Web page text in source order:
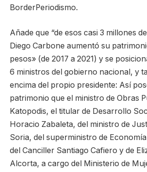
BorderPeriodismo.
Añade que “de esos casi 3 millones
Diego Carbone aumentó su
pesos» (de 2017 a 2021) y se
6 ministros del gobierno nacional, y
encima del propio presidente: Así
patrimonio que el ministro de Obras
Katopodis, el titular de Desarrollo
Horacio Zabaleta, del ministro de
Soria, del superministro de
del Canciller Santiago Cafiero y de
Alcorta, a cargo del Ministerio de